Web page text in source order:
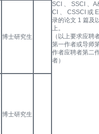
SCI 、 SSCI 、
CI 、 CSSCI 或
录的论文 1 篇及
上。
（以上要求应聘
第一作者或导师
作者应聘者第二
者）
博士研究生
博士研究生